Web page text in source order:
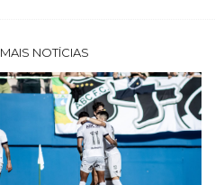
MAIS NOTÍCIAS